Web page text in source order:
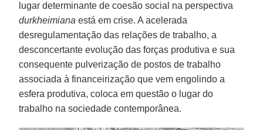
lugar determinante de coesão social na perspectiva
durkheimiana está em crise. A acelerada
desregulamentação das relações de trabalho, a
desconcertante evolução das forças produtiva e sua
consequente pulverização de postos de trabalho
associada à financeirização que vem engolindo a
esfera produtiva, coloca em questão o lugar do
trabalho na sociedade contemporânea.